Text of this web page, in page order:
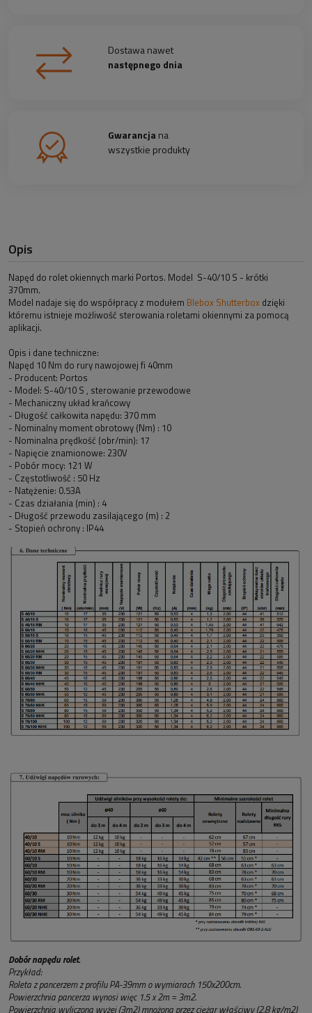
Dostawa nawet
następnego dnia
Gwarancjana
wszystkie produkty
Opis
Napęd do rolet okiennych marki Portos. Model S-40/10 S - krótki
370mm.
Model nadaje się do współpracy z modułem Blebox Shutterbox dzięki
któremu istnieje możliwość sterowania roletami okiennymi za pomocą
aplikacji.
Opis i dane techniczne:
Napęd 10 Nm do rury nawojowej fi 40mm
- Producent: Portos
- Model: S-40/10 S , sterowanie przewodowe
- Mechaniczny układ krańcowy
- Długość całkowita napędu: 370 mm
- Nominalny moment obrotowy (Nm) : 10
- Nominalna prędkość (obr/min): 17
- Napięcie znamionowe: 230V
- Pobór mocy: 121 W
- Częstotliwość : 50 Hz
- Natężenie: 0.53A
- Czas działania (min) : 4
- Długość przewodu zasilającego (m) : 2
- Stopień ochrony : IP44
Dobór napędu rolet.
Przykład:
Roleta z pancerzem z profilu PA-39mm o wymiarach 150x200cm.
Powierzchnia pancerza wynosi więc 1.5 x 2m = 3m2.
Powierzchnia wyliczona wyżej (3m2) mnożona przez ciężar właściwy (2.8 kg/m2)